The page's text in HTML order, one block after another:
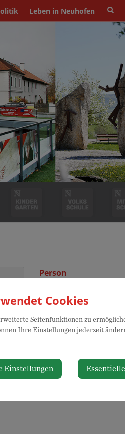
Leben in Neuhofen
Site
Person
Cookies
Seitenfunktionen zu
Ihre Einstellungen jederzeit
Einstellungen